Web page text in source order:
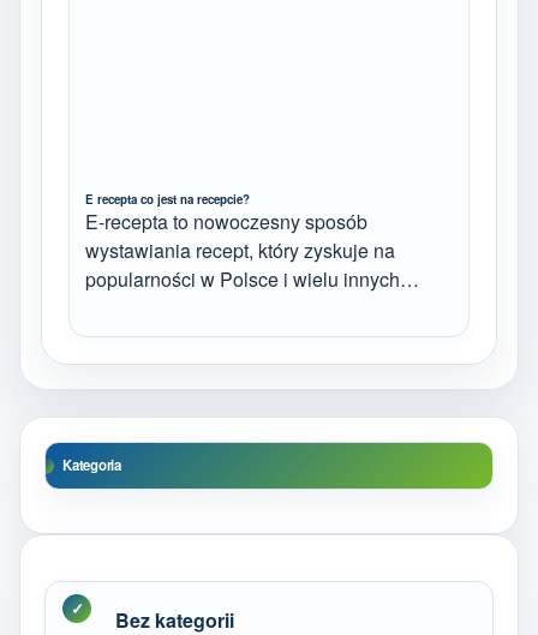
E recepta co jest na recepcie?
E-recepta to nowoczesny sposób
wystawiania recept, który zyskuje na
popularności w Polsce i wielu innych…
Kategoria
Bez kategorii